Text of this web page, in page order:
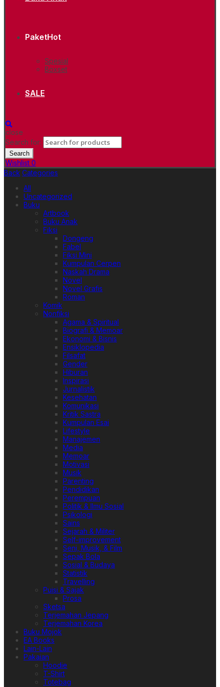
PaketHot
Spesial
Boxset
SALE
close
Search for:
Search
Wishlist 0
Back Categories
All
Uncategorized
Buku
Artbook
Buku Anak
Fiksi
Dongeng
Fabel
Fiksi Mini
Kumpulan Cerpen
Naskah Drama
Novel
Novel Grafis
Roman
Komik
Nonfiksi
Agama & Spiritual
Biografi & Memoar
Ekonomi & Bisnis
Ensiklopedia
Filsafat
Gender
Hiburan
Inspirasi
Jurnalistik
Kesehatan
Komunikasi
Kritik Sastra
Kumpulan Esai
Lifestyle
Manajemen
Media
Memoar
Motivasi
Musik
Parenting
Pendidikan
Perempuan
Politik & Ilmu Sosial
Psikologi
Sains
Sejarah & Militer
Self-improvement
Seni, Musik, & Film
Sepak Bola
Sosial & Budaya
Statistik
Travelling
Puisi & Sajak
Prosa
Sketsa
Terjemahan Jepang
Terjemahan Korea
Buku Mojok
EA Books
Lain-Lain
Pakaian
Hoodie
T-Shirt
Totebag